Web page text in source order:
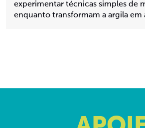
experimentar técnicas simples de
enquanto transformam a argila em